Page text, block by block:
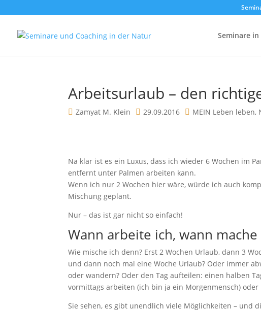
Seminare
Arbeitsurlaub – den
Zamyat M. Klein 29.09.2016 MEIN Leben leben,
Na klar ist es ein Luxus, dass ich wieder 6 Wochen im
entfernt unter Palmen arbeiten kann.
Wenn ich nur 2 Wochen hier wäre, würde ich auch
Mischung geplant.
Nur – das ist gar nicht so einfach!
Wann arbeite ich, wann
Wie mische ich denn? Erst 2 Wochen Urlaub, dann 3
und dann noch mal eine Woche Urlaub? Oder immer
oder wandern? Oder den Tag aufteilen: einen halben
vormittags arbeiten (ich bin ja ein Morgenmensch) oder
Sie sehen, es gibt unendlich viele Möglichkeiten – und